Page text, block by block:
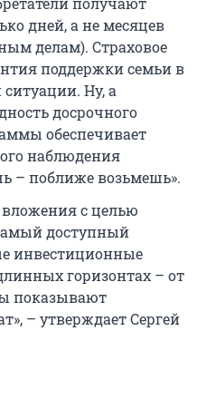
дней, а не месяцев
делам). Страховое
поддержки семьи в
Ну, а
досрочного
обеспечивает
наблюдения
– поближе возьмешь».
вложения с целью
доступный
инвестиционные
горизонтах – от
показывают
– утверждает Сергей